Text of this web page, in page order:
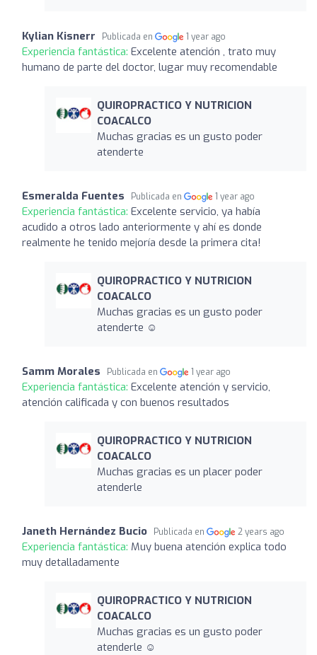
Kylian Kisnerr Publicada en 1 year ago
Experiencia fantástica: Excelente atención , trato muy
humano de parte del doctor, lugar muy recomendable
QUIROPRACTICO Y NUTRICION
COACALCO
Muchas gracias es un gusto poder
atenderte
Esmeralda Fuentes Publicada en 1 year ago
Experiencia fantástica: Excelente servicio, ya había
acudido a otros lado anteriormente y ahí es donde
realmente he tenido mejoría desde la primera cita!
QUIROPRACTICO Y NUTRICION
COACALCO
Muchas gracias es un gusto poder
atenderte ☺️
Samm Morales Publicada en 1 year ago
Experiencia fantástica: Excelente atención y servicio,
atención calificada y con buenos resultados
QUIROPRACTICO Y NUTRICION
COACALCO
Muchas gracias es un placer poder
atenderle
Janeth Hernández Bucio Publicada en 2 years ago
Experiencia fantástica: Muy buena atención explica todo
muy detalladamente
QUIROPRACTICO Y NUTRICION
COACALCO
Muchas gracias es un gusto poder
atenderle ☺️